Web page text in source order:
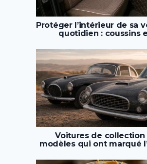
Protéger l’intérieur de sa
quotidien : coussins
Voitures de collection
modèles qui ont marqué